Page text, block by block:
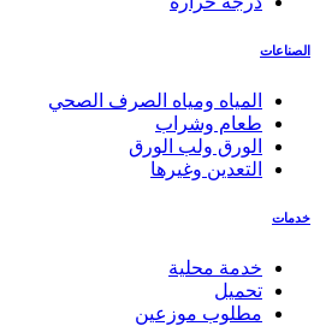
الصناعات
المياه ومياه الصرف الصحي
طعام وشراب
الورق ولب الورق
التعدين وغيرها
خدمات
خدمة محلية
تحميل
مطلوب موزعين